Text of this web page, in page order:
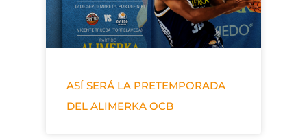
ASÍ SERÁ LA PRETEMPORADA
DEL ALIMERKA OCB